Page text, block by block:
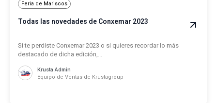
Feria de Mariscos
Todas las novedades de Conxemar 2023
Si te perdiste Conxemar 2023 o si quieres recordar lo más
destacado de dicha edición,...
Krusta Admin
Equipo de Ventas de Krustagroup